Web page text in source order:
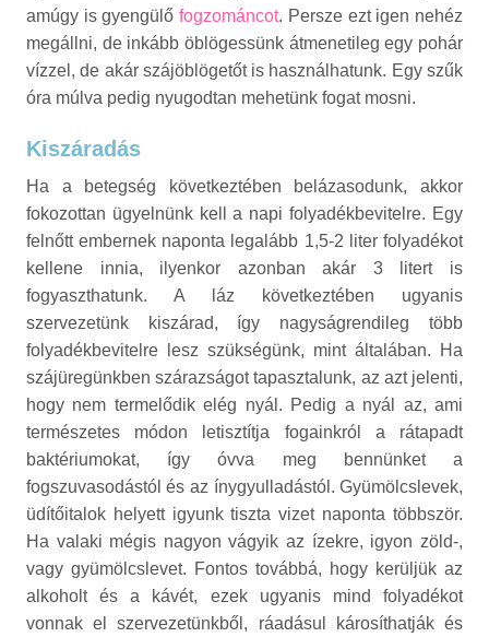
amúgy is gyengülőfogzománcot. Persze ezt igen nehéz
megállni, de inkább öblögessünk átmenetileg egy pohár
vízzel, de akár szájöblögetőt is használhatunk. Egy szűk
óra múlva pedig nyugodtan mehetünk fogat mosni.
Kiszáradás
Ha a betegség következtében belázasodunk, akkor
fokozottan ügyelnünk kell a napi folyadékbevitelre. Egy
felnőtt embernek naponta legalább 1,5-2 liter folyadékot
kellene innia, ilyenkor azonban akár 3 litert is
fogyaszthatunk. A láz következtében ugyanis
szervezetünk kiszárad, így nagyságrendileg több
folyadékbevitelre lesz szükségünk, mint általában. Ha
szájüregünkben szárazságot tapasztalunk, az azt jelenti,
hogy nem termelődik elég nyál. Pedig a nyál az, ami
természetes módon letisztítja fogainkról a rátapadt
baktériumokat, így óvva meg bennünket a
fogszuvasodástól és az ínygyulladástól. Gyümölcslevek,
üdítőitalok helyett igyunk tiszta vizet naponta többször.
Ha valaki mégis nagyon vágyik az ízekre, igyon zöld-,
vagy gyümölcslevet. Fontos továbbá, hogy kerüljük az
alkoholt és a kávét, ezek ugyanis mind folyadékot
vonnak el szervezetünkből, ráadásul károsíthatják és